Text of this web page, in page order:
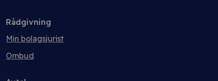
Rådgivning
Min bolagsjurist
Ombud